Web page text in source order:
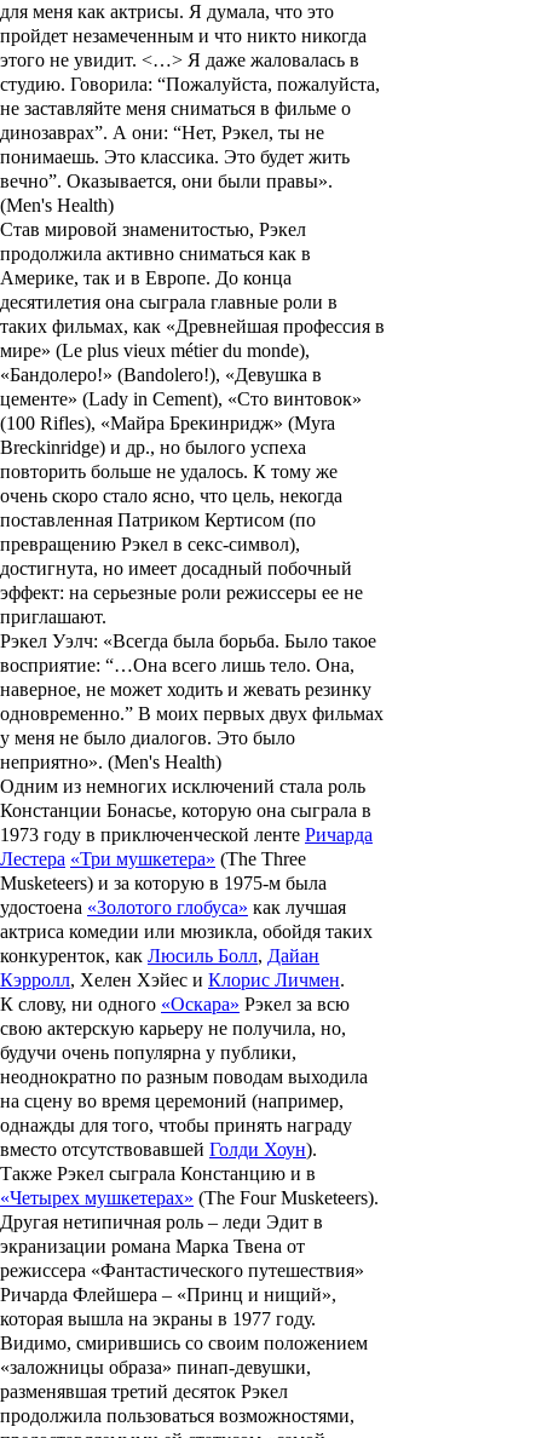
для меня как актрисы. Я думала, что это
пройдет незамеченным и что никто никогда
этого не увидит. <…> Я даже жаловалась в
студию. Говорила: “Пожалуйста, пожалуйста,
не заставляйте меня сниматься в фильме о
динозаврах”. А они: “Нет, Рэкел, ты не
понимаешь. Это классика. Это будет жить
вечно”. Оказывается, они были правы».
(Men's Health)
Став мировой знаменитостью, Рэкел
продолжила активно сниматься как в
Америке, так и в Европе. До конца
десятилетия она сыграла главные роли в
таких фильмах, как «Древнейшая профессия в
мире» (Le plus vieux métier du monde),
«Бандолеро!» (Bandolero!), «Девушка в
цементе» (Lady in Cement), «Сто винтовок»
(100 Rifles), «Майра Брекинридж» (Myra
Breckinridge) и др., но былого успеха
повторить больше не удалось. К тому же
очень скоро стало ясно, что цель, некогда
поставленная Патриком Кертисом (по
превращению Рэкел в секс-символ),
достигнута, но имеет досадный побочный
эффект: на серьезные роли режиссеры ее не
приглашают.
Рэкел Уэлч: «Всегда была борьба. Было такое
восприятие: “…Она всего лишь тело. Она,
наверное, не может ходить и жевать резинку
одновременно.” В моих первых двух фильмах
у меня не было диалогов. Это было
неприятно». (Men's Health)
Одним из немногих исключений стала роль
Констанции Бонасье, которую она сыграла в
1973 году в приключенческой ленте Ричарда
Лестера «Три мушкетера» (The Three
Musketeers) и за которую в 1975-м была
удостоена «Золотого глобуса» как лучшая
актриса комедии или мюзикла, обойдя таких
конкуренток, как Люсиль Болл, Дайан
Кэрролл, Хелен Хэйес и Клорис Личмен.
К слову, ни одного «Оскара» Рэкел за всю
свою актерскую карьеру не получила, но,
будучи очень популярна у публики,
неоднократно по разным поводам выходила
на сцену во время церемоний (например,
однажды для того, чтобы принять награду
вместо отсутствовавшей Голди Хоун).
Также Рэкел сыграла Констанцию и в
«Четырех мушкетерах» (The Four Musketeers).
Другая нетипичная роль – леди Эдит в
экранизации романа Марка Твена от
режиссера «Фантастического путешествия»
Ричарда Флейшера – «Принц и нищий»,
которая вышла на экраны в 1977 году.
Видимо, смирившись со своим положением
«заложницы образа» пинап-девушки,
разменявшая третий десяток Рэкел
продолжила пользоваться возможностями,